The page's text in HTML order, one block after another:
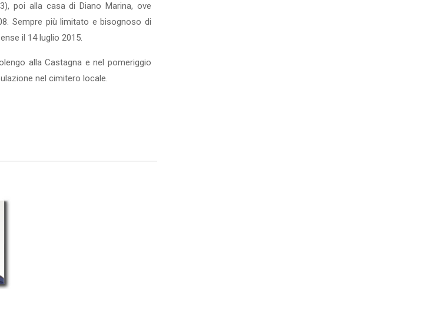
poi alla casa di Diano Marina, ove
Sempre più limitato e bisognoso di
il 14 luglio 2015.
alla Castagna e nel pomeriggio
nel cimitero locale.